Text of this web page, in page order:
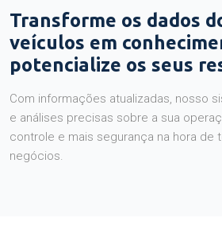
Transforme os dados
veículos em
potencialize os seus
Com informações atualizadas, nosso
e análises precisas sobre a sua
controle e mais segurança na hora de
negócios.